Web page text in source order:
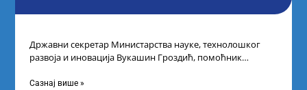
Државни секретар Министарства науке, технолошког
развоја и иновација Вукашин Гроздић, помоћник
промоцију
Сазнај више »